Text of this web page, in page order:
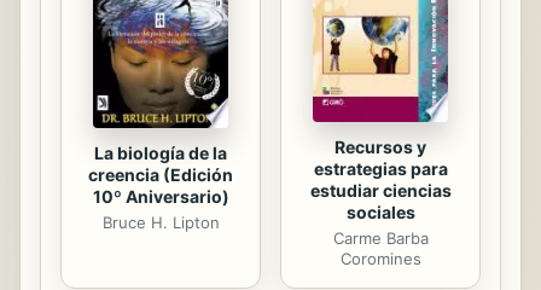
La biología de la
creencia (Edición
10º Aniversario)
Bruce H. Lipton
Recursos y
estrategias para
estudiar ciencias
sociales
Carme Barba
Coromines